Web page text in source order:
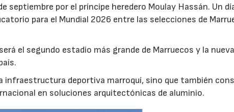
septiembre por el príncipe heredero Moulay Hassán. Un
para el Mundial 2026 entre las selecciones de
el segundo estadio más grande de Marruecos y la
infraestructura deportiva marroquí, sino que también
en soluciones arquitectónicas de aluminio.